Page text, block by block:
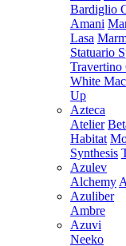
Bardiglio
Amani
Lasa
Statuario
Travertino
White
Up
Azteca
Atelier
Habitat
Synthesis
Azulev
Alchemy
Azuliber
Ambre
Azuvi
Neeko